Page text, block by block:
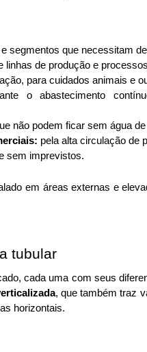
segmentos que necessitam
linhas de produção e
para cuidados animais e
o abastecimento
não podem ficar sem água
pela alta circulação de
sem imprevistos.
em áreas externas e
tubular
cada uma com seus
, que também traz
horizontais.